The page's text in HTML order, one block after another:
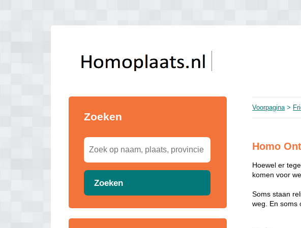
Zoeken
Zoeken
Voorpagina>
Homo
Hoewel er
komen voor
Soms staan
weg. En soms